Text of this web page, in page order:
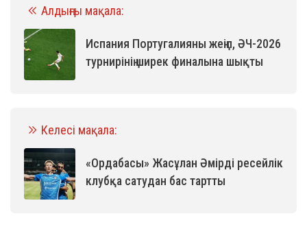
Алдыңғы мақала:
Испания Португалияны жеңіп, ӘЧ-2026
турнирінің ширек финалына шықты
Келесі мақала:
«Ордабасы» Жасұлан Әмірді ресейлік
клубқа сатудан бас тартты